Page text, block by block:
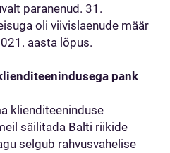
paranenud. 31.
oli viivislaenude määr
aasta lõpus.
pank
klienditeeninduse
säilitada Balti riikide
selgub rahvusvahelise